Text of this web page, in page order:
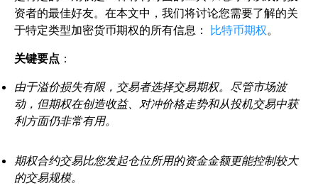
资者的最佳好友。在本文中，我们将讨论您需要了解的关
于特定类型加密货币期权的所有信息： 比特币期权。
关键要点 ：
由于溢价损失有限，交易者选择交易期权。尽管市场波
动，但期权在创造收益、对冲价格走势和从投机交易中获
利方面仍非常有用。
期权合约交易比您发起仓位所用的资金金额更能控制较大
的交易规模。